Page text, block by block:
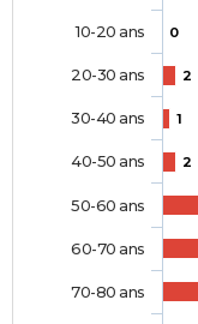
0
2
1
2
10-20 ans
20-30 ans
30-40 ans
40-50 ans
50-60 ans
60-70 ans
70-80 ans